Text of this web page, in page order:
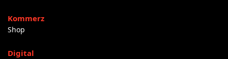
Kommerz
Shop
Digital